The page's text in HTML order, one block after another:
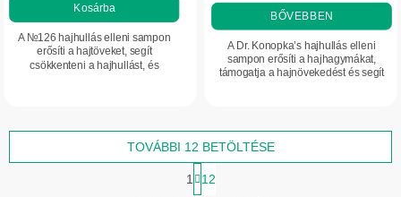
Kosárba
A №126 hajhullás elleni sampon
erősíti a hajtöveket, segít
csökkenteni a hajhullást, és
BŐVEBBEN
A Dr. Konopka’s hajhullás elleni
sampon erősíti a hajhagymákat,
támogatja a hajnövekedést és segít
TOVÁBBI 12 BETÖLTÉSE
a
1 12